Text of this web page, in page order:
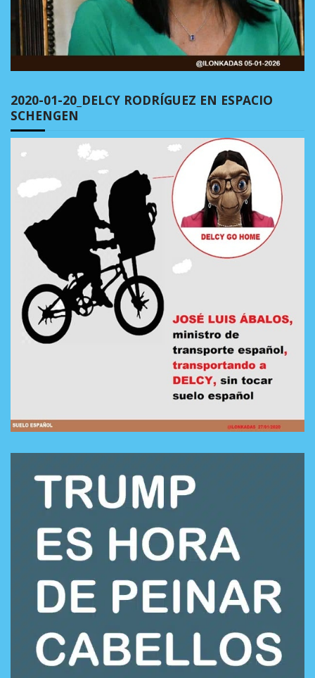
2020-01-20_DELCY RODRÍGUEZ EN ESPACIO
SCHENGEN